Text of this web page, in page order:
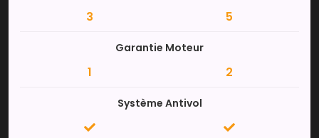
3 5
Garantie Moteur
1 2
Système Antivol